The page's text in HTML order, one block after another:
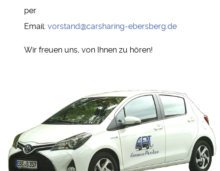
per
Email: vorstand@carsharing-ebersberg.de
Wir freuen uns, von Ihnen zu hören!